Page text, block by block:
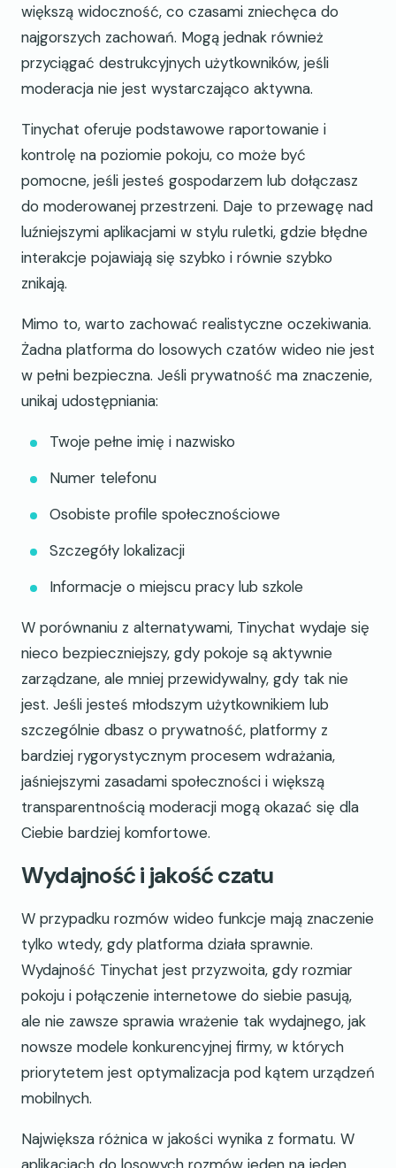
większą widoczność, co czasami zniechęca do
najgorszych zachowań. Mogą jednak również
przyciągać destrukcyjnych użytkowników, jeśli
moderacja nie jest wystarczająco aktywna.
Tinychat oferuje podstawowe raportowanie i
kontrolę na poziomie pokoju, co może być
pomocne, jeśli jesteś gospodarzem lub dołączasz
do moderowanej przestrzeni. Daje to przewagę nad
luźniejszymi aplikacjami w stylu ruletki, gdzie błędne
interakcje pojawiają się szybko i równie szybko
znikają.
Mimo to, warto zachować realistyczne oczekiwania.
Żadna platforma do losowych czatów wideo nie jest
w pełni bezpieczna. Jeśli prywatność ma znaczenie,
unikaj udostępniania:
Twoje pełne imię i nazwisko
Numer telefonu
Osobiste profile społecznościowe
Szczegóły lokalizacji
Informacje o miejscu pracy lub szkole
W porównaniu z alternatywami, Tinychat wydaje się
nieco bezpieczniejszy, gdy pokoje są aktywnie
zarządzane, ale mniej przewidywalny, gdy tak nie
jest. Jeśli jesteś młodszym użytkownikiem lub
szczególnie dbasz o prywatność, platformy z
bardziej rygorystycznym procesem wdrażania,
jaśniejszymi zasadami społeczności i większą
transparentnością moderacji mogą okazać się dla
Ciebie bardziej komfortowe.
Wydajność i jakość czatu
W przypadku rozmów wideo funkcje mają znaczenie
tylko wtedy, gdy platforma działa sprawnie.
Wydajność Tinychat jest przyzwoita, gdy rozmiar
pokoju i połączenie internetowe do siebie pasują,
ale nie zawsze sprawia wrażenie tak wydajnego, jak
nowsze modele konkurencyjnej firmy, w których
priorytetem jest optymalizacja pod kątem urządzeń
mobilnych.
Największa różnica w jakości wynika z formatu. W